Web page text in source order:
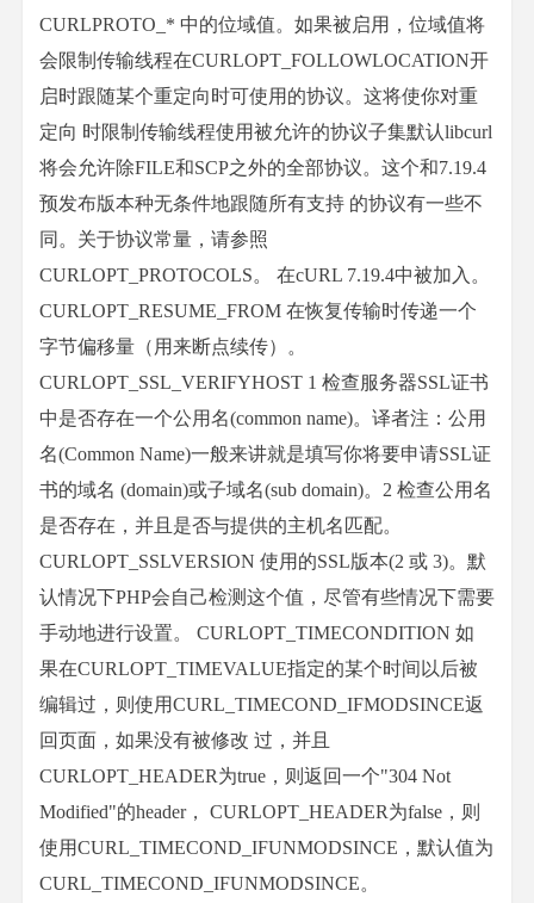
CURLPROTO_* 中的位域值。如果被启用，位域值将
会限制传输线程在CURLOPT_FOLLOWLOCATION开
启时跟随某个重定向时可使用的协议。这将使你对重
定向 时限制传输线程使用被允许的协议子集默认libcurl
将会允许除FILE和SCP之外的全部协议。这个和7.19.4
预发布版本种无条件地跟随所有支持 的协议有一些不
同。关于协议常量，请参照
CURLOPT_PROTOCOLS。 在cURL 7.19.4中被加入。
CURLOPT_RESUME_FROM 在恢复传输时传递一个
字节偏移量（用来断点续传）。
CURLOPT_SSL_VERIFYHOST 1 检查服务器SSL证书
中是否存在一个公用名(common name)。译者注：公用
名(Common Name)一般来讲就是填写你将要申请SSL证
书的域名 (domain)或子域名(sub domain)。2 检查公用名
是否存在，并且是否与提供的主机名匹配。
CURLOPT_SSLVERSION 使用的SSL版本(2 或 3)。默
认情况下PHP会自己检测这个值，尽管有些情况下需要
手动地进行设置。 CURLOPT_TIMECONDITION 如
果在CURLOPT_TIMEVALUE指定的某个时间以后被
编辑过，则使用CURL_TIMECOND_IFMODSINCE返
回页面，如果没有被修改 过，并且
CURLOPT_HEADER为true，则返回一个"304 Not
Modified"的header， CURLOPT_HEADER为false，则
使用CURL_TIMECOND_IFUNMODSINCE，默认值为
CURL_TIMECOND_IFUNMODSINCE。